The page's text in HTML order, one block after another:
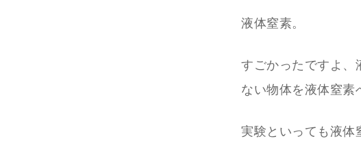
液体窒素。
すごかったですよ、
ない物体を液体窒素
実験といっても液体